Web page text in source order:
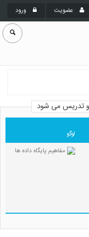
عضویت ورود
و تدریس می شود
لوگو